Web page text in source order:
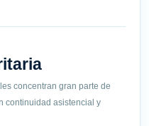
concentran gran parte de
continuidad asistencial y